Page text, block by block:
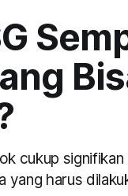
cukup
harus